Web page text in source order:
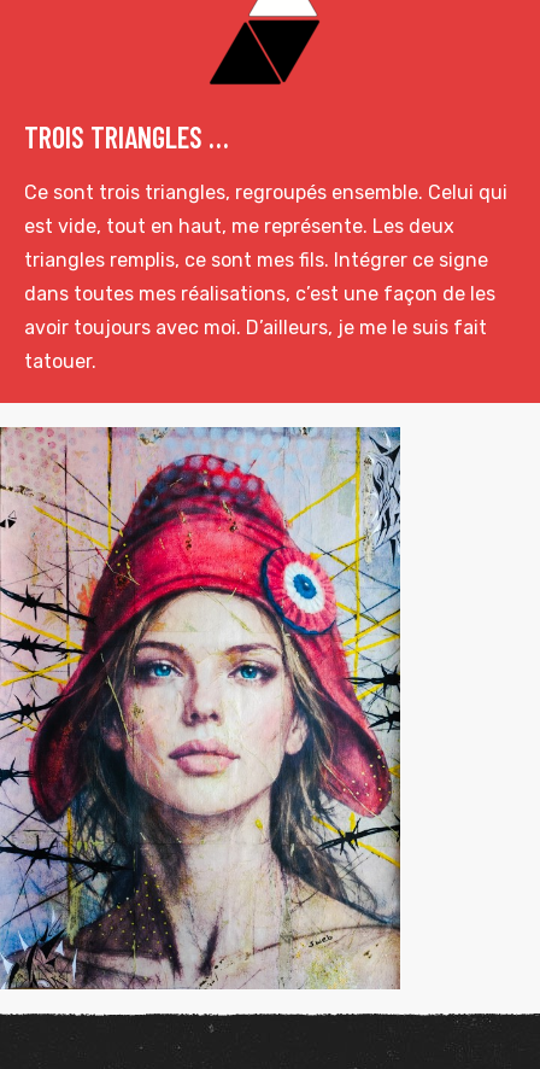
TROIS TRIANGLES …
Ce sont trois triangles, regroupés ensemble. Celui qui
est vide, tout en haut, me représente. Les deux
triangles remplis, ce sont mes fils. Intégrer ce signe
dans toutes mes réalisations, c’est une façon de les
avoir toujours avec moi. D’ailleurs, je me le suis fait
tatouer.